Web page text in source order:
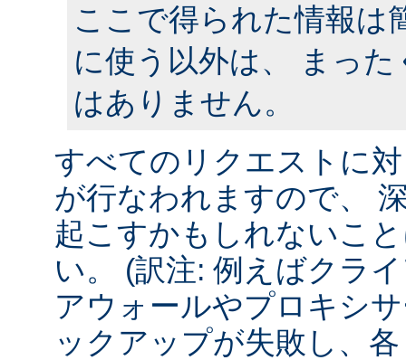
ここで得られた情報は
に使う以外は、 まっ
はありません。
すべてのリクエストに
が行なわれますので、
起こすかもしれないこ
い。 (訳注: 例えばクラ
アウォールやプロキシ
ックアップが失敗し、